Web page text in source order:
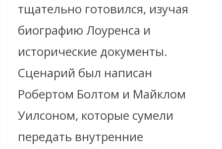
тщательно готовился, изучая
биографию Лоуренса и
исторические документы.
Сценарий был написан
Робертом Болтом и Майклом
Уилсоном, которые сумели
передать внутренние